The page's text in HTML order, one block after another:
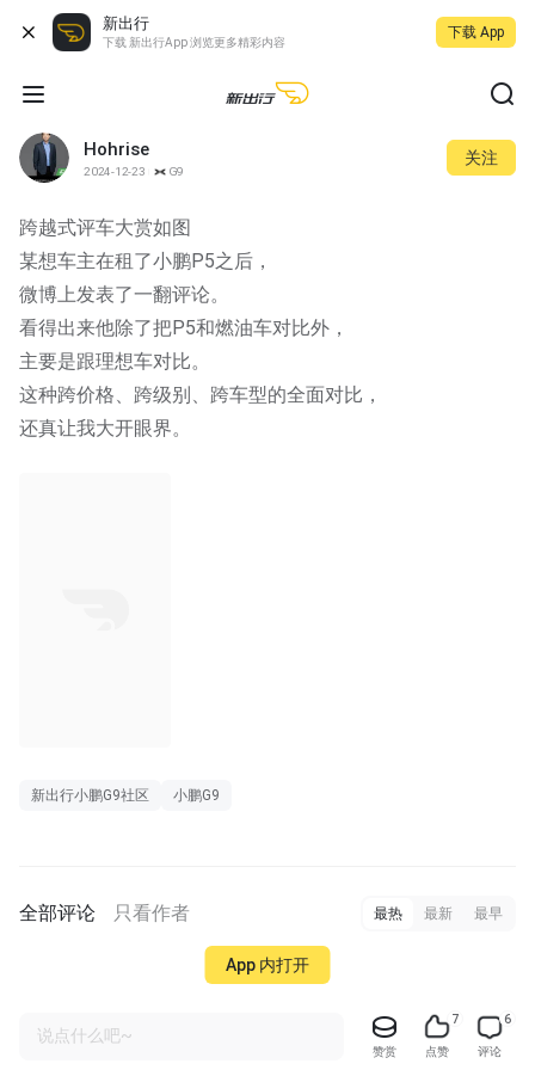
新出行
下载 新出行App 浏览更多精彩内容
下载 App
Hohrise
2024-12-23 G9
关注
跨越式评车大赏如图
某想车主在租了小鹏P5之后，
微博上发表了一翻评论。
看得出来他除了把P5和燃油车对比外，
主要是跟理想车对比。
这种跨价格、跨级别、跨车型的全面对比，
还真让我大开眼界。
新出行小鹏G9社区 小鹏G9
全部评论 只看作者 最热 最新 最早
说点什么吧~
赞赏
7
点赞
6
评论
App 内打开